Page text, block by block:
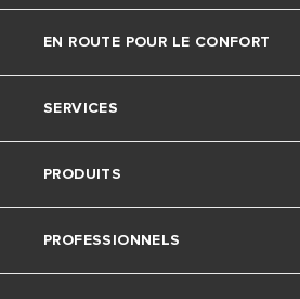
La marque Ariston
Le groupe
Nous rejoindre
EN ROUTE POUR LE CONFORT
Actu
Ariston avec nous
Conseils
SERVICES
Service consommateurs
Avis Important: Chauffe-Eau
PRODUITS
Je chauffe ma maison
PROFESSIONNELS